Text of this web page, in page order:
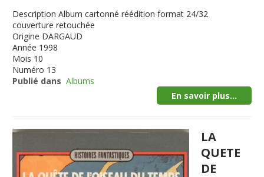
Description Album cartonné réédition format 24/32
couverture retouchée
Origine DARGAUD
Année 1998
Mois 10
Numéro 13
Publié dans Albums
En savoir plus...
LA
QUETE
DE